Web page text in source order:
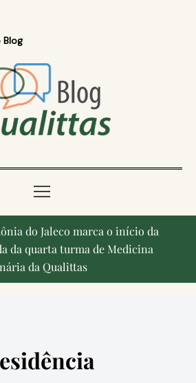
Blog
do Jaleco marca o início da
da quarta turma de Medicina
da Qualittas